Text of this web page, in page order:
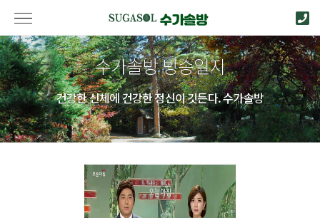
수가솔방 방송일지
건강한 신체에 건강한 정신이 깃든다. 수가솔방